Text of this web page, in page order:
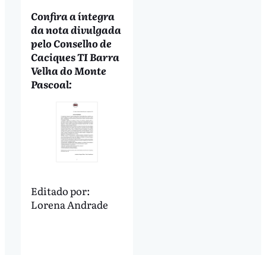
Confira a íntegra
da nota divulgada
pelo Conselho de
Caciques TI Barra
Velha do Monte
Pascoal:
Editado por:
Lorena Andrade